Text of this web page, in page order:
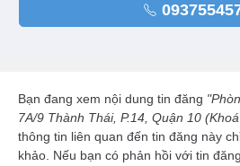
Bạn đang xem nội dung tin đăng
7A/9 Thành Thái, P.14, Quận 10
thông tin liên quan đến tin đăng này
khảo. Nếu bạn có phản hồi với tin